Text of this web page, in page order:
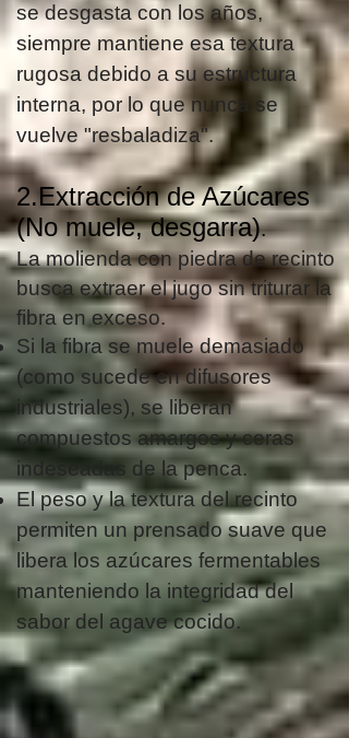
se desgasta con los años,
siempre mantiene esa textura
rugosa debido a su estructura
interna, por lo que nunca se
vuelve "resbaladiza".
2.Extracción de Azúcares
(No muele, desgarra).
La molienda con piedra de recinto
busca extraer el jugo sin triturar la
fibra en exceso.
Si la fibra se muele demasiado
(como sucede en difusores
industriales), se liberan
compuestos amargos y ceras
indeseadas de la penca.
El peso y la textura del recinto
permiten un prensado suave que
libera los azúcares fermentables
manteniendo la integridad del
sabor del agave cocido.